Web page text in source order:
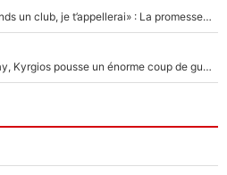
Mercato - OM - «Dès que je prends un club, je t’appellerai» : La promesse de Marcelino au moment de claquer la porte
Victime de racisme contre Murray, Kyrgios pousse un énorme coup de gueule !